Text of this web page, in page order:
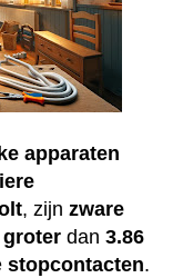
apparaten
, zijn zware
groter dan 3.86
stopcontacten.